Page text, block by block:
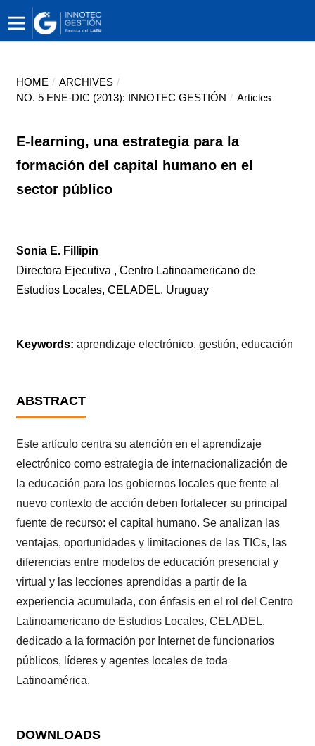
HOME / ARCHIVES /
NO. 5 ENE-DIC (2013): INNOTEC GESTIÓN / Articles
E-learning, una estrategia para la
formación del capital humano en el
sector público
Sonia E. Fillipin
Directora Ejecutiva , Centro Latinoamericano de
Estudios Locales, CELADEL. Uruguay
Keywords: aprendizaje electrónico, gestión, educación
ABSTRACT
Este artículo centra su atención en el aprendizaje
electrónico como estrategia de internacionalización de
la educación para los gobiernos locales que frente al
nuevo contexto de acción deben fortalecer su principal
fuente de recurso: el capital humano. Se analizan las
ventajas, oportunidades y limitaciones de las TICs, las
diferencias entre modelos de educación presencial y
virtual y las lecciones aprendidas a partir de la
experiencia acumulada, con énfasis en el rol del Centro
Latinoamericano de Estudios Locales, CELADEL,
dedicado a la formación por Internet de funcionarios
públicos, líderes y agentes locales de toda
Latinoamérica.
DOWNLOADS